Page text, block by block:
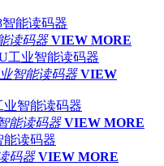
读码器 VIEW MORE
智能读码器 VIEW
能读码器 VIEW MORE
码器 VIEW MORE